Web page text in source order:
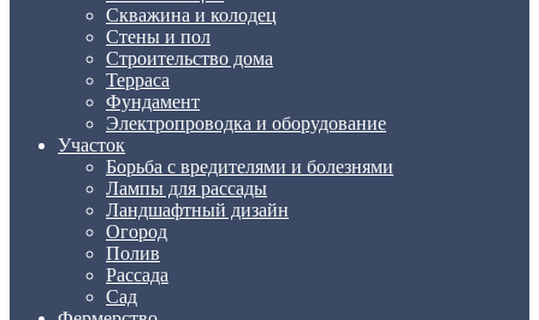
Скважина и колодец
Стены и пол
Строительство дома
Терраса
Фундамент
Электропроводка и оборудование
Участок
Борьба с вредителями и болезнями
Лампы для рассады
Ландшафтный дизайн
Огород
Полив
Рассада
Сад